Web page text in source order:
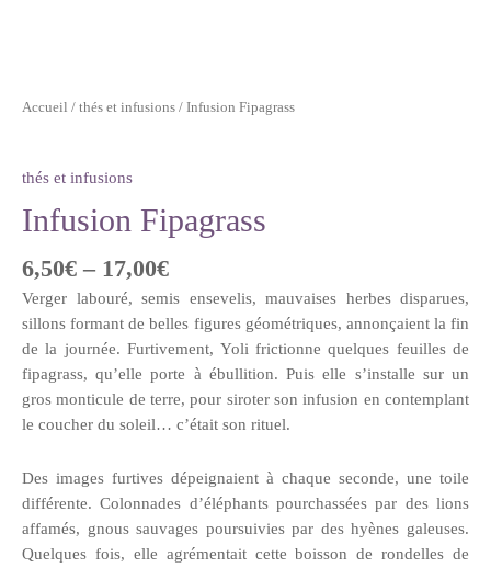
Accueil / thés et infusions / Infusion Fipagrass
thés et infusions
Infusion Fipagrass
6,50€ – 17,00€
Verger labouré, semis ensevelis, mauvaises herbes disparues,
sillons formant de belles figures géométriques, annonçaient la fin
de la journée. Furtivement, Yoli frictionne quelques feuilles de
fipagrass, qu’elle porte à ébullition. Puis elle s’installe sur un
gros monticule de terre, pour siroter son infusion en contemplant
le coucher du soleil… c’était son rituel.
Des images furtives dépeignaient à chaque seconde, une toile
différente. Colonnades d’éléphants pourchassées par des lions
affamés, gnous sauvages poursuivies par des hyènes galeuses.
Quelques fois, elle agrémentait cette boisson de rondelles de